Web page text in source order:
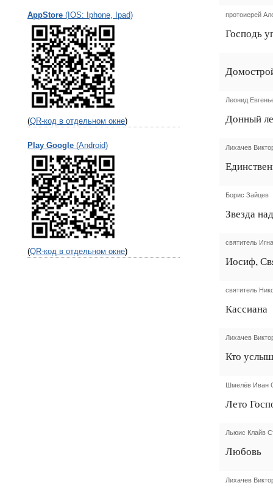
AppStore (IOS: Iphone, Ipad)
(QR-код в отдельном окне)
Play Google (Android)
(QR-код в отдельном окне)
протоиерей
Господь
Леонид
Донный
Лихачев
Борис Зайцев
Звезда
святитель
Иосиф,
святитель
Кассиана
Лихачев
Кто
Шмелёв Иван
Лето
Льюис Клайв
Любовь
Лихачев